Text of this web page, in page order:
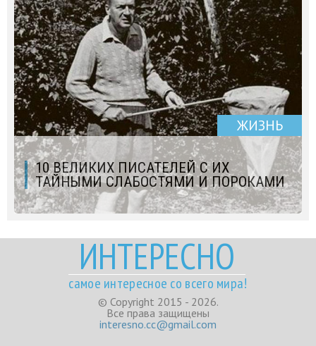
ЖИЗНЬ
10 ВЕЛИКИХ ПИСАТЕЛЕЙ С ИХ
ТАЙНЫМИ СЛАБОСТЯМИ И ПОРОКАМИ
ИНТЕРЕСНО
самое интересное со всего мира!
© Copyright 2015 - 2026.
Все права защищены
interesno.cc@gmail.com